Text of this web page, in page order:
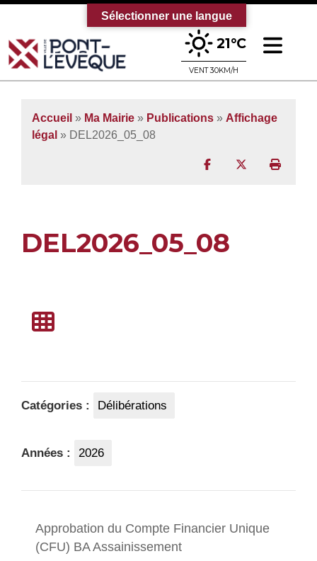
Bienvenue sur le site officiel de la
21°C
VENT 30KM/H
Accueil » Ma Mairie » Publications » Affichage
légal » DEL2026_05_08
Partager surPartager sur
DEL2026_05_08
Catégories : Délibérations
Années : 2026
Approbation du Compte Financier Unique
(CFU) BA Assainissement
Sélectionner une langue